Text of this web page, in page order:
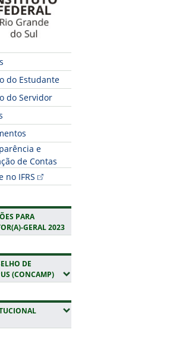
do Estudante
do Servidor
e
de Contas
no IFRS
PARA
GERAL 2023
DE
(CONCAMP)(EXPANDIR SUBMENUS)
(EXPANDIR SUBMENUS)